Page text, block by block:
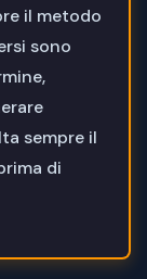
il metodo
sono
sempre il
di